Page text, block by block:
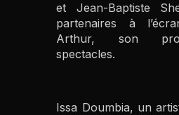
et Jean-Baptiste
partenaires à
Arthur, son
spectacles.
Issa Doumbia, un